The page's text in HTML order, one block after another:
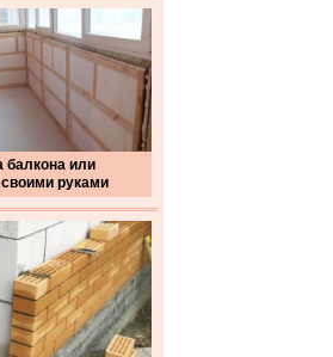
балкона или
руками